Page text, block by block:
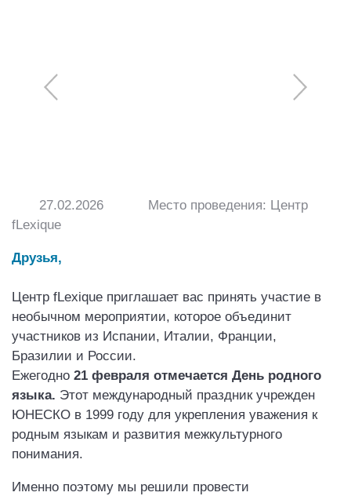
27.02.2026
Место проведения: Центр
fLexique
Друзья,
Центр fLexique приглашает вас принять участие в
необычном мероприятии, которое объединит
участников из Испании, Италии, Франции,
Бразилии и России.
Ежегодно 21 февраля отмечается День родного
языка. Этот международный праздник учрежден
ЮНЕСКО в 1999 году для укрепления уважения к
родным языкам и развития межкультурного
понимания.
Именно поэтому мы решили провести